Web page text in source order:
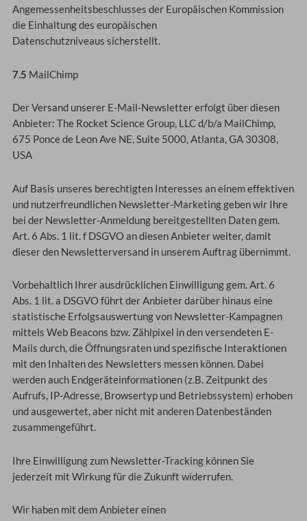
Angemessenheitsbeschlusses der Europäischen Kommission
die Einhaltung des europäischen
Datenschutzniveaus sicherstellt.
7.5 MailChimp
Der Versand unserer E-Mail-Newsletter erfolgt über diesen
Anbieter: The Rocket Science Group, LLC d/b/a MailChimp,
675 Ponce de Leon Ave NE, Suite 5000, Atlanta, GA 30308,
USA
Auf Basis unseres berechtigten Interesses an einem effektiven
und nutzerfreundlichen Newsletter-Marketing geben wir Ihre
bei der Newsletter-Anmeldung bereitgestellten Daten gem.
Art. 6 Abs. 1 lit. f DSGVO an diesen Anbieter weiter, damit
dieser den Newsletterversand in unserem Auftrag übernimmt.
Vorbehaltlich Ihrer ausdrücklichen Einwilligung gem. Art. 6
Abs. 1 lit. a DSGVO führt der Anbieter darüber hinaus eine
statistische Erfolgsauswertung von Newsletter-Kampagnen
mittels Web Beacons bzw. Zählpixel in den versendeten E-
Mails durch, die Öffnungsraten und spezifische Interaktionen
mit den Inhalten des Newsletters messen können. Dabei
werden auch Endgeräteinformationen (z.B. Zeitpunkt des
Aufrufs, IP-Adresse, Browsertyp und Betriebssystem) erhoben
und ausgewertet, aber nicht mit anderen Datenbeständen
zusammengeführt.
Ihre Einwilligung zum Newsletter-Tracking können Sie
jederzeit mit Wirkung für die Zukunft widerrufen.
Wir haben mit dem Anbieter einen